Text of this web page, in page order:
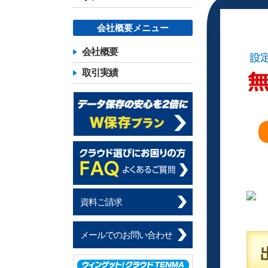
会社概要メニュー
会社概要
取引実績
資料ご請求
メールでのお問い合わせ